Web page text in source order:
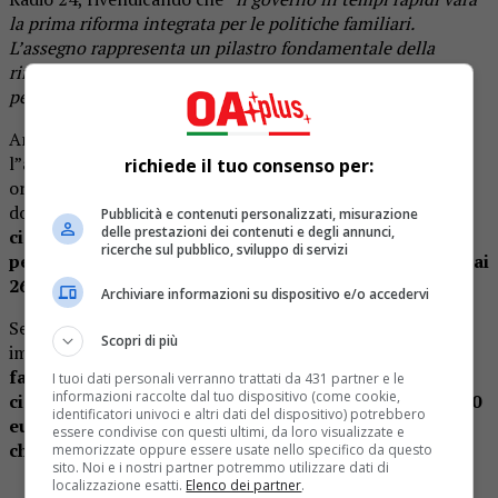
la prima riforma integrata per le politiche familiari.
L’assegno rappresenta un pilastro fondamentale della
riforma e si è quindi deciso di accelerare inserendolo in un
percorso parlamentare già avviato“.
Ancora non è stato stabilito a quanto ammonterà
l”assegno universale’ per i figli. Secondo la proposta
originaria di
dovrebbe prevedere un importofino a 240 euro per
ciascun figlio minorenne con maggiorazione del 40%
per quelli con disabilità, e 80 euro per ogni figlio fino ai
26 anni.
Secondo invece la proposta del ministro
importi ipotizzati erano:
famiglie con Isee fino a 7.000 euro; 120 euro per
ciascun figlio per famiglie con Isee tra i 7.000 e i 40.000
euro; 80 euro per ciascun figlio per famiglie con Isee
che vada oltre i 40.000 euro.
Clicca qui per seguireOA PLUS su INSTAGRAM
richiede il tuo consenso per:
Pubblicità e contenuti personalizzati, misurazione
delle prestazioni dei contenuti e degli annunci,
ricerche sul pubblico, sviluppo di servizi
Archiviare informazioni su dispositivo e/o accedervi
Scopri di più
I tuoi dati personali verranno trattati da 431 partner e le
informazioni raccolte dal tuo dispositivo (come cookie,
identificatori univoci e altri dati del dispositivo) potrebbero
essere condivise con questi ultimi, da loro visualizzate e
memorizzate oppure essere usate nello specifico da questo
sito. Noi e i nostri partner potremmo utilizzare dati di
localizzazione esatti. Elenco dei partner.